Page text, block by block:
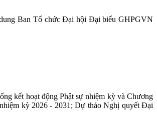
Ban Tổ chức Đại hội Đại biểu GHPGVN
kết hoạt động Phật sự nhiệm kỳ và Chương
kỳ 2026 - 2031; Dự thảo Nghị quyết Đại